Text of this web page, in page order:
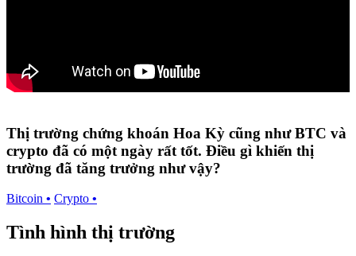
Thị trường chứng khoán Hoa Kỳ cũng như BTC và
crypto đã có một ngày rất tốt. Điều gì khiến thị
trường đã tăng trưởng như vậy?
Bitcoin • Crypto •
Tình hình thị trường